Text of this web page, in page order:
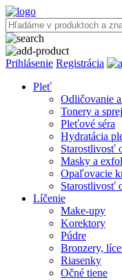
Prihlásenie Registrácia
Pleť
Odličovanie
Tonery a
Pleťové séra
Hydratácia
Starostlivosť
Masky a
Opaľovacie
Starostlivosť
Líčenie
Make-upy
Korektory
Púdre
Bronzery,
Riasenky
Očné tiene